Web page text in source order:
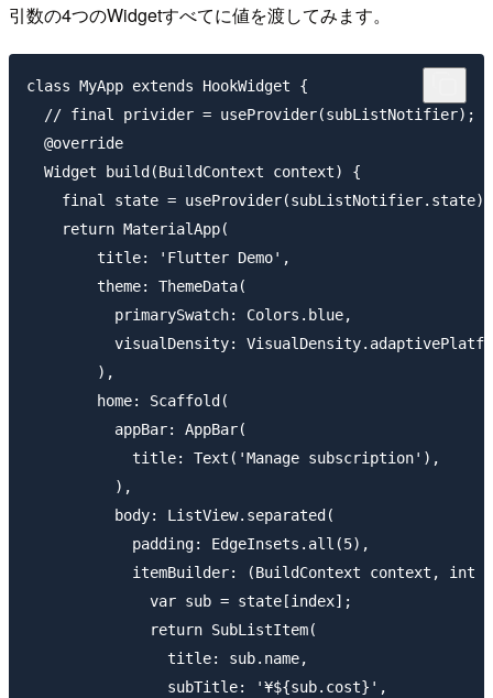
引数の4つのWidgetすべてに値を渡してみます。
class MyApp extends HookWidget {
  // final privider = useProvider(subListNotifier);
  @override
  Widget build(BuildContext context) {
    final state = useProvider(subListNotifier.state);
    return MaterialApp(
        title: 'Flutter Demo',
        theme: ThemeData(
          primarySwatch: Colors.blue,
visualDensity:
        ),
        home: Scaffold(
          appBar: AppBar(
            title: Text('Manage subscription'),
          ),
          body: ListView.separated(
            padding: EdgeInsets.all(5),
itemBuilder: (BuildContext context, int
              var sub = state[index];
              return SubListItem(
                title: sub.name,
                subTitle: '¥${sub.cost}',